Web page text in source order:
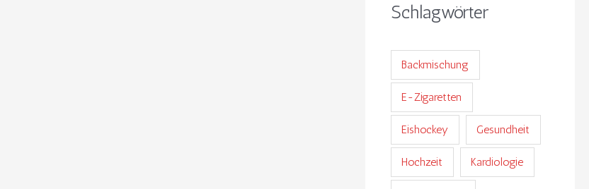
Schlagwörter
Backmischung
E-Zigaretten
Eishockey Gesundheit
Hochzeit Kardiologie